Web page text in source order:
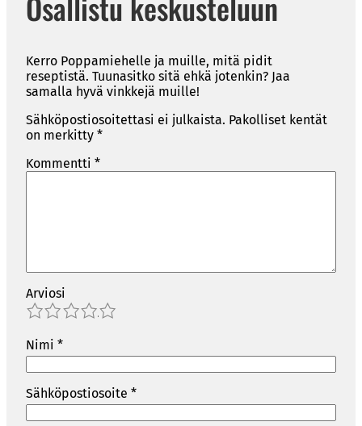
Kerro Poppamiehelle ja muille, mitä pidit
reseptistä. Tuunasitko sitä ehkä jotenkin? Jaa
samalla hyvä vinkkejä muille!
Sähköpostiosoitettasi ei julkaista. Pakolliset kentät
on merkitty *
Kommentti *
Arviosi
4
3
2
1
Nimi *
Sähköpostiosoite *